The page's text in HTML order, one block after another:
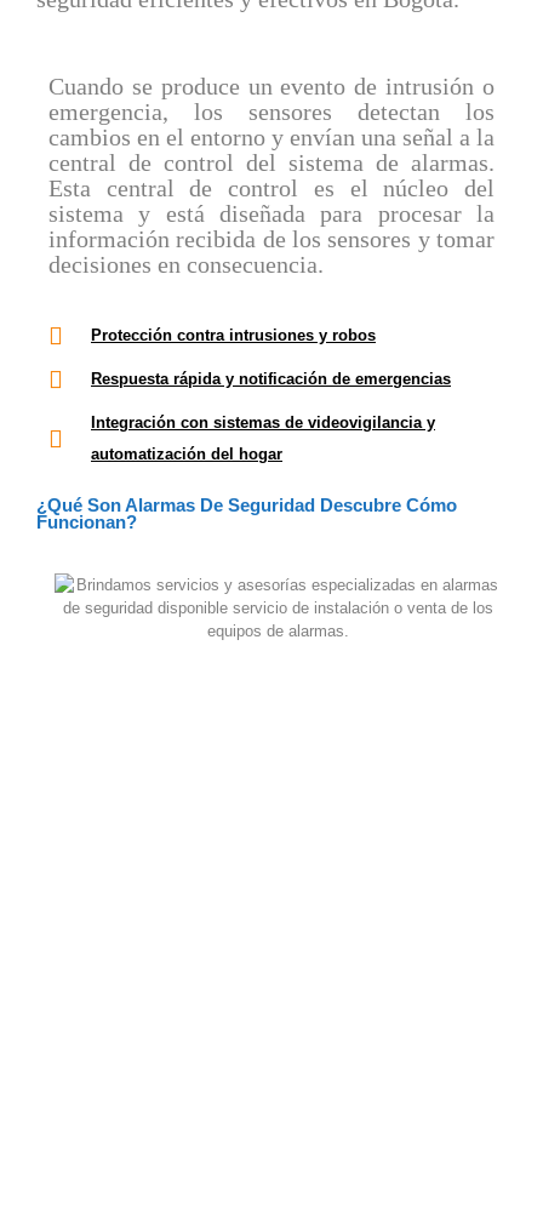
Cuando se produce un evento de intrusión o
emergencia, los sensores detectan los
cambios en el entorno y envían una señal a la
central de control del sistema de alarmas.
Esta central de control es el núcleo del
sistema y está diseñada para procesar la
información recibida de los sensores y tomar
decisiones en consecuencia.
Protección contra intrusiones y robos
Respuesta rápida y notificación de emergencias
Integración con sistemas de videovigilancia y
automatización del hogar
¿qué Son Alarmas De Seguridad Descubre Cómo
Funcionan?